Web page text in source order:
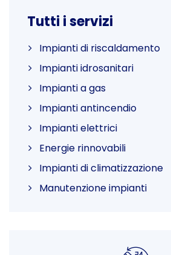
Tutti i servizi
Impianti di riscaldamento
Impianti idrosanitari
Impianti a gas
Impianti antincendio
Impianti elettrici
Energie rinnovabili
Impianti di climatizzazione
Manutenzione impianti